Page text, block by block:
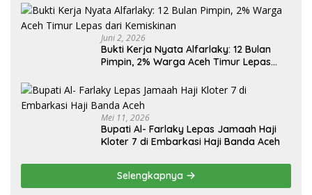
Juni 2, 2026
Bukti Kerja Nyata Alfarlaky: 12 Bulan
Pimpin, 2% Warga Aceh Timur Lepas
Mei 11, 2026
Bupati Al- Farlaky Lepas Jamaah Haji
Kloter 7 di Embarkasi Haji Banda Aceh
Selengkapnya